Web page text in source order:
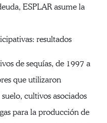
ESPLAR asume la
resultados
de sequías, de 1997 a
que utilizaron
cultivos asociados
para la producción de